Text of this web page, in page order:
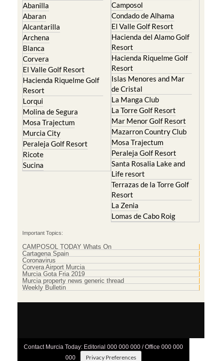
Abanilla
Abaran
Alcantarilla
Archena
Blanca
Corvera
El Valle Golf Resort
Hacienda Riquelme Golf
Resort
Lorqui
Molina de Segura
Mosa Trajectum
Murcia City
Peraleja Golf Resort
Ricote
Sucina
Camposol
Condado de Alhama
El Valle Golf Resort
Hacienda del Alamo Golf
Resort
Hacienda Riquelme Golf
Resort
Islas Menores and Mar
de Cristal
La Manga Club
La Torre Golf Resort
Mar Menor Golf Resort
Mazarron Country Club
Mosa Trajectum
Peraleja Golf Resort
Santa Rosalia Lake and
Life resort
Terrazas de la Torre Golf
Resort
La Zenia
Lomas de Cabo Roig
Important Topics:
CAMPOSOL TODAY Whats On
Cartagena Spain
Coronavirus
Corvera Airport Murcia
Murcia Gota Fria 2019
Murcia property news generic thread
Weekly Bulletin
Contact Murcia Today: Editorial 000 000 000 / Office 000 000
000
Privacy Preferences